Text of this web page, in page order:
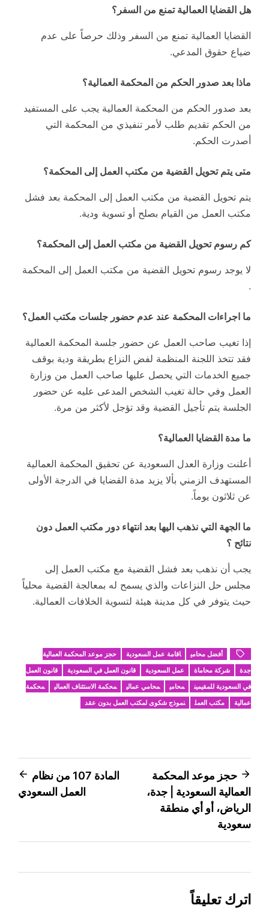
هل القضايا العمالية تمنع من السفر؟
القضايا العمالية تمنع من السفر وذلك حرصاً على عدم
ضياع حقوق المدعي.
ماذا بعد صدور الحكم من المحكمة العمالية؟
بعد صدور الحكم من المحكمة العمالية يجب على المستفيد
من الحكم تقديم طلب لأمر تنفيذي من المحكمة التي
أصدرت الحكم.
متى يتم تحويل القضية من مكتب العمل إلى المحكمة؟
يتم تحويل القضية من مكتب العمل إلى المحكمة بعد فشل
مكتب العمل من القيام بصلح أو تسوية ودية.
كم رسوم تحويل القضية من مكتب العمل إلى المحكمة؟
لا يوجد رسوم تحويل القضية من مكتب العمل إلى المحكمة
.
ما اجراءات المحكمة عند عدم حضور جلسات مكتب العمل؟
إذا تغيب صاحب العمل عن حضور جلسة المحكمة العمالية
فقد تتخذ اللجنة المنظمة لفض النزاع بطريقة ودية بوقف
جميع الخدمات التي يحصل عليها صاحب العمل من وزارة
العمل وفي حالة تغيب الشخص المدعى عليه عن حضور
الجلسة يتم تأجيل القضية وقد تؤجل لأكثر من مرة.
ما مدة القضايا العمالية؟
أعلنت وزارة العدل السعودية عن تحقيق المحكمة العمالية
المستهدف الزمني بألا يزيد مدة القضايا في الدرجة الأولى
عن ثلاثون يوماً.
ما الجهة التي نذهب اليها بعد انتهاء دور مكتب العمل دون
نتائح ؟
يجب أن نذهب بعد فشل القضية مع مكتب العمل إلى
مجلس حل النزاعات والذي يسمح له بمعالجة القضية محلياً
حيث يتوفر في كل مدينة هيئة لتسوية الخلافات العمالية.
أفضل محامي اقامة عمل السعودية
حجز موعد المحكمة العمالية
جدة
شركة محاماة عمل السعودية قانون العمل في السعودية
قانون العمل
في السعودية للمقيمين
محامي محامي عمالي محكمة الاستئناف العمالي
محكمة
عمالية
مكتب العمل نموذج شكوى لمكتب العمل بدون عقد
تصفّح
المقالات
حجز موعد المحكمة
العمالية السعودية | جدة،
الرياض، أو أي منطقة
سعودية
المادة 107 من نظام
العمل السعودي
اترك تعليقاً